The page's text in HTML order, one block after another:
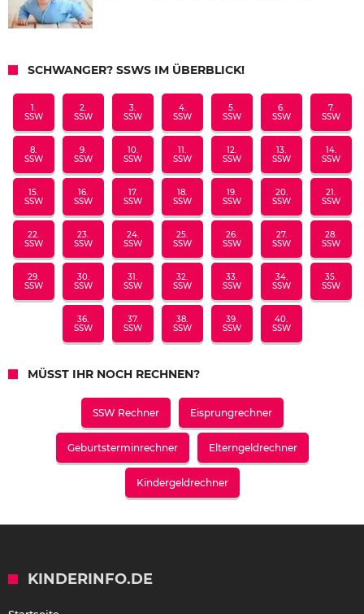
SCHWANGER? SSWS IM ÜBERBLICK!
1.
SSW
2.
SSW
3.
SSW
4.
SSW
5.
SSW
6.
SSW
7.
SSW
8.
SSW
9.
SSW
10.
SSW
11.
SSW
12.
SSW
13.
SSW
14.
SSW
15.
SSW
16.
SSW
17.
SSW
18.
SSW
19.
SSW
20.
SSW
21.
SSW
22.
SSW
23.
SSW
24.
SSW
25.
SSW
26.
SSW
27.
SSW
28.
SSW
29.
SSW
30.
SSW
31.
SSW
32.
SSW
33.
SSW
34.
SSW
35.
SSW
36.
SSW
37.
SSW
38.
SSW
39.
SSW
40.
SSW
MÜSST IHR NOCH RECHNEN?
SSW Rechner Eisprungrechner
Geburtsterminrechner Elterngeldrechner
Kindergeldrechner
KINDERINFO.DE